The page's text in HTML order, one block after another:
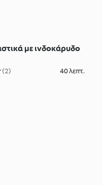
με ινδοκάρυδο
(2) 40 λεπτ.